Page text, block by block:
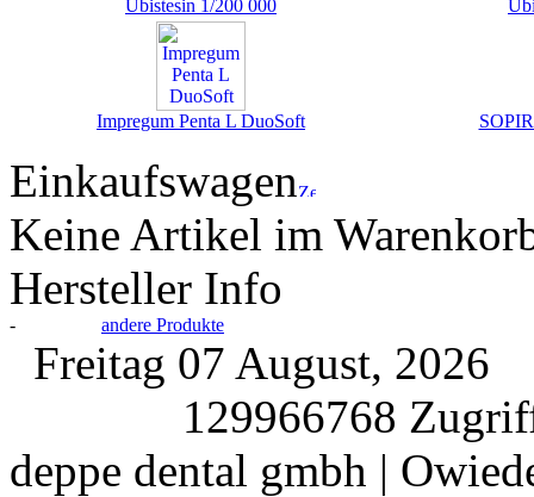
Ubistesin 1/200 000
Impregum Penta L DuoSoft
Einkaufswagen
Keine Artikel im
Hersteller Info
- andere Produkte
Freitag 07 August, 2026
129966768
deppe dental gmbh |